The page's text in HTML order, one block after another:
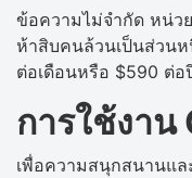
ข้อความไม่จำกัด หน่ว
ห้าสิบคนล้วนเป็นส่วน
ต่อเดือนหรือ $590 ต่อ
การใช้งาน
เพื่อความสนุกสนานแล